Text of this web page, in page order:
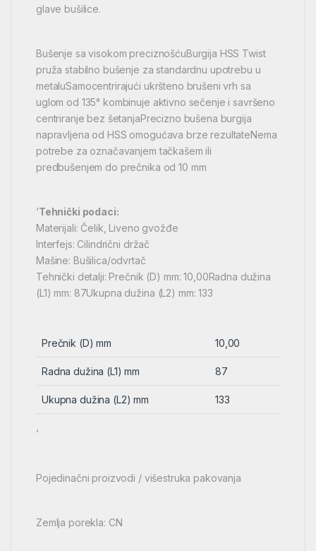
glave bušilice.
Bušenje sa visokom preciznošćuBurgija HSS Twist
pruža stabilno bušenje za standardnu upotrebu u
metaluSamocentrirajući ukršteno brušeni vrh sa
uglom od 135° kombinuje aktivno sečenje i savršeno
centriranje bez šetanjaPrecizno bušena burgija
napravljena od HSS omogućava brze rezultateNema
potrebe za označavanjem tačkašem ili
predbušenjem do prečnika od 10 mm
‘Tehnički podaci:
Materijali: Čelik, Liveno gvožđe
Interfejs: Cilindrični držač
Mašine: Bušilica/odvrtač
Tehnički detalji: Prečnik (D) mm: 10,00Radna dužina
(L1) mm: 87Ukupna dužina (L2) mm: 133
Prečnik (D) mm 10,00
Radna dužina (L1) mm 87
Ukupna dužina (L2) mm 133
‘
Pojedinačni proizvodi / višestruka pakovanja
Zemlja porekla: CN